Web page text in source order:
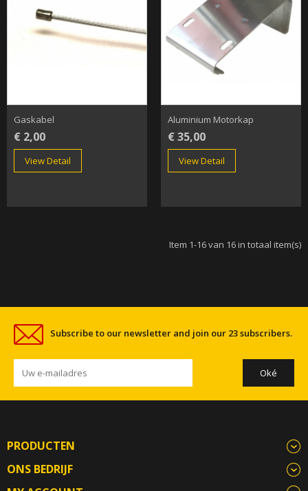
Gaskabel
€ 2,00
View Detail
Aluminium Motorkap
€ 35,00
View Detail
Item 1-16 van 16 in totaal item(s)
Subscribe to our newsletter and join our 23 subscribers.
PRODUCTEN
ONS BEDRIJF